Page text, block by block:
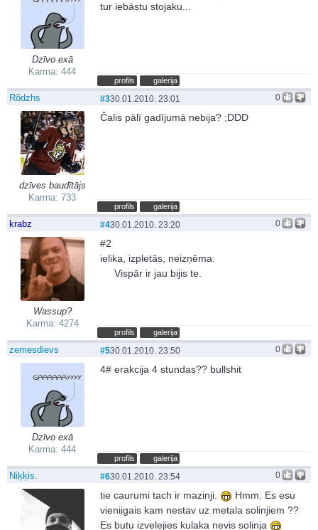
Dzīvo exā
Karma: 444
tur iebāstu stojaku...
profils galerija
Rõdzhs
dzīves baudītājs
Karma: 733
0
#330.01.2010. 23:01
Čalis pālī gadījumā nebija? ;DDD
profils galerija
krabz
Wassup?
Karma: 4274
0
#430.01.2010. 23:20
#2
ielika, izpletās, neizņēma.
Vispār ir jau bijis te.
profils galerija
zemesdievs
Dzīvo exā
Karma: 444
0
#530.01.2010. 23:50
4# erakcija 4 stundas?? bullshit
profils galerija
Niķķis. 0
#630.01.2010. 23:54
tie caurumi tach ir mazinji.
Hmm. Es esu
vieniigais kam nestav uz metala solinjiem ??
Es butu izvelejies kulaka nevis solinja